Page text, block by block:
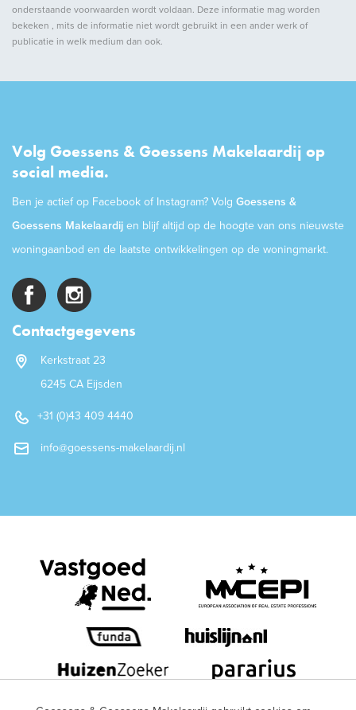
onderstaande voorwaarden wordt voldaan. Deze informatie mag worden
bekeken , mits de informatie niet wordt gebruikt in een ander werk of
publicatie in welk medium dan ook.
Volg Goessens & Goessens Makelaardij op
social media.
Ben je actief op Facebook of Instagram? Volg Goessens &
Goessens Makelaardij en blijf altijd op de hoogte van ons nieuwste
woningaanbod en de laatste ontwikkelingen op de woningmarkt.
Contactgegevens
Kerkstraat 23
6245 CA Eijsden
+31 (0)43 409 4440
info@goessens-makelaardij.nl